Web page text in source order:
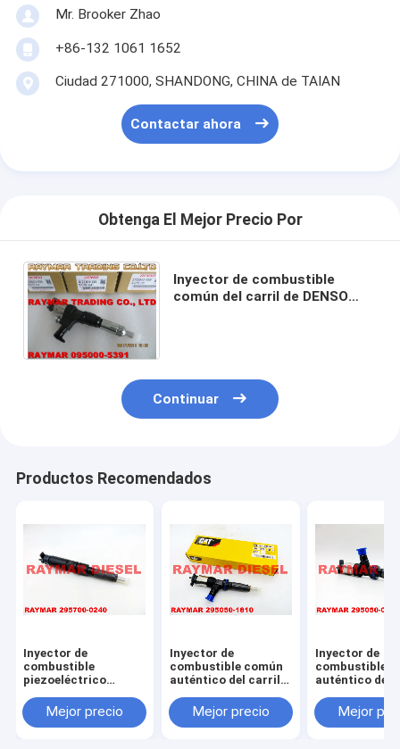
Mr. Brooker Zhao
+86-132 1061 1652
Ciudad 271000, SHANDONG, CHINA de TAIAN
Contactar ahora
Obtenga El Mejor Precio Por
Inyector de combustible
común del carril de DENSO
Continuar
Productos Recomendados
Inyector de
combustible
piezoeléctrico
DENSO 295700-0240
para John Deere
Mejor precio
Inyector de
combustible común
auténtico del carril
1810 para CAT C4.4
418-3229, 4183229
Mejor precio
Inyector de
combustible
auténtico del
0420,
para CAT C4.4
Mejor